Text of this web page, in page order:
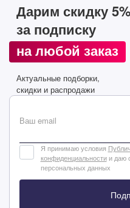
Дарим скидку 5%
за подписку
на любой заказ
Актуальные подборки,
скидки и распродажи
Ваш email
Я принимаю условия
конфиденциальностии даю
персональных данных
Стильные подборки,
распродажи в удобном